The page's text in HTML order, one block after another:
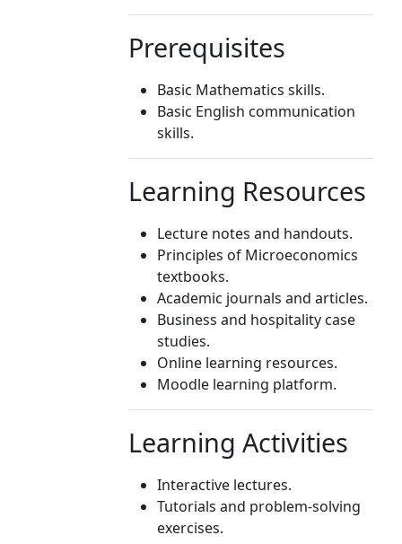
Prerequisites
Basic Mathematics skills.
Basic English communication
skills.
Learning Resources
Lecture notes and handouts.
Principles of Microeconomics
textbooks.
Academic journals and articles.
Business and hospitality case
studies.
Online learning resources.
Moodle learning platform.
Learning Activities
Interactive lectures.
Tutorials and problem-solving
exercises.